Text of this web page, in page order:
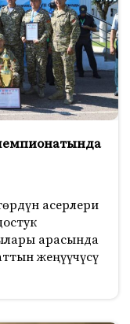
асерлери
арасында
жеңүүчүсү